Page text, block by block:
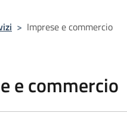
> Imprese e commercio
e commercio